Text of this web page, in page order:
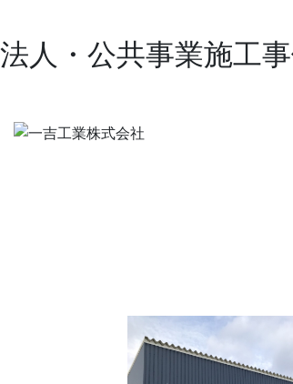
法人・公共事業施工